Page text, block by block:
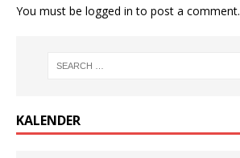
You must be logged in to post a comment.
KALENDER